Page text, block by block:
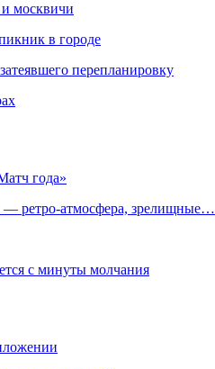
москвичи
в городе
перепланировку
года»
ретро‑атмосфера, зрелищные…
с минуты молчания